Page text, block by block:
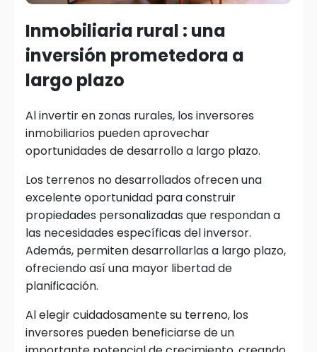
Inmobiliaria rural : una
inversión prometedora a
largo plazo
Al invertir en zonas rurales, los inversores
inmobiliarios pueden aprovechar
oportunidades de desarrollo a largo plazo.
Los terrenos no desarrollados ofrecen una
excelente oportunidad para construir
propiedades personalizadas que respondan a
las necesidades específicas del inversor.
Además, permiten desarrollarlas a largo plazo,
ofreciendo así una mayor libertad de
planificación.
Al elegir cuidadosamente su terreno, los
inversores pueden beneficiarse de un